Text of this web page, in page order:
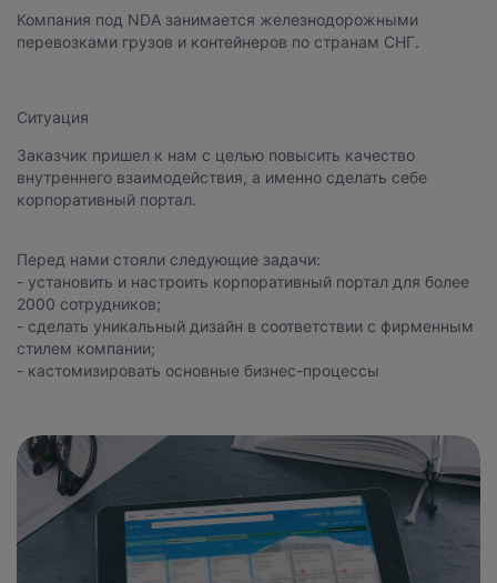
Компания под NDA занимается железнодорожными
перевозками грузов и контейнеров по странам СНГ.
Ситуация
Заказчик пришел к нам с целью повысить качество
внутреннего взаимодействия, а именно сделать себе
корпоративный портал.
Перед нами стояли следующие задачи:
- установить и настроить корпоративный портал для более
2000 сотрудников;
- сделать уникальный дизайн в соответствии с фирменным
стилем компании;
- кастомизировать основные бизнес-процессы
Нажимая на кнопку, вы даете согласие на обработку
персональных данныхи соглашаетесь с
оставить заявку